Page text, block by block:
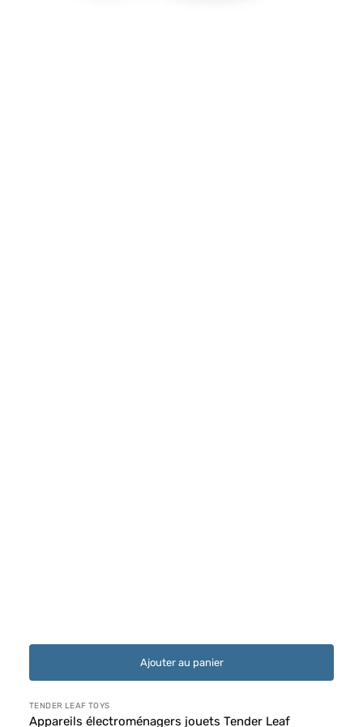
Ajouter au panier
Distributeur :
TENDER LEAF TOYS
Appareils électroménagers jouets Tender Leaf